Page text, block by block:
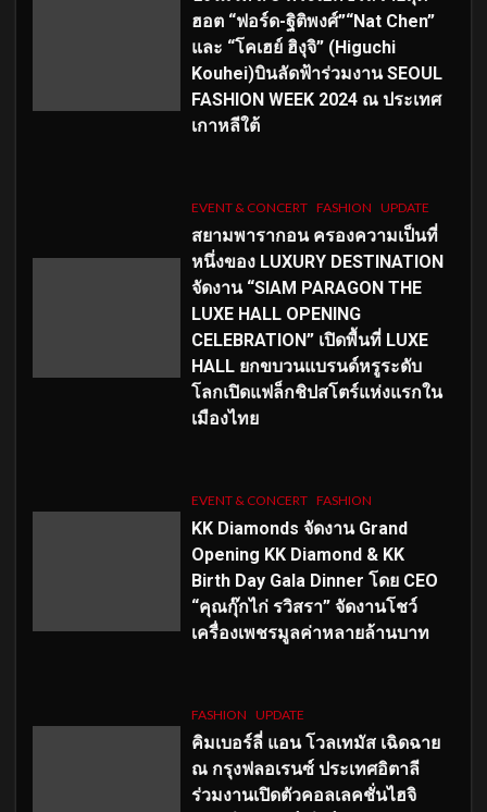
ฮอต “ฟอร์ด-ฐิติพงศ์”“Nat Chen”
และ “โคเฮย์ ฮิงุจิ” (Higuchi
Kouhei)บินลัดฟ้าร่วมงาน SEOUL
FASHION WEEK 2024 ณ ประเทศ
เกาหลีใต้
EVENT & CONCERT FASHION UPDATE
สยามพารากอน ครองความเป็นที่
หนึ่งของ LUXURY DESTINATION
จัดงาน “SIAM PARAGON THE
LUXE HALL OPENING
CELEBRATION” เปิดพื้นที่ LUXE
HALL ยกขบวนแบรนด์หรูระดับ
โลกเปิดแฟล็กชิปสโตร์แห่งแรกใน
เมืองไทย
EVENT & CONCERT FASHION
KK Diamonds จัดงาน Grand
Opening KK Diamond & KK
Birth Day Gala Dinner โดย CEO
“คุณกุ๊กไก่ รวิสรา” จัดงานโชว์
เครื่องเพชรมูลค่าหลายล้านบาท
FASHION UPDATE
คิมเบอร์ลี่ แอน โวลเทมัส เฉิดฉาย
ณ กรุงฟลอเรนซ์ ประเทศอิตาลี
ร่วมงานเปิดตัวคอลเลคชั่นไฮจิ